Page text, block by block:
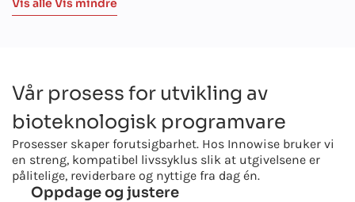
Vis alle Vis mindre
Vår prosess for utvikling av
bioteknologisk programvare
Prosesser skaper forutsigbarhet. Hos Innowise bruker vi
en streng, kompatibel livssyklus slik at utgivelsene er
pålitelige, reviderbare og nyttige fra dag én.
Oppdage og justere